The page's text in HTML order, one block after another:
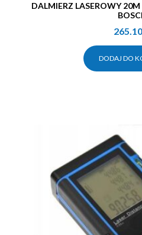
DALMIERZ LASEROWY 20M MIERNIK ODLEGŁOŚCI,
265.10
DODAJ DO